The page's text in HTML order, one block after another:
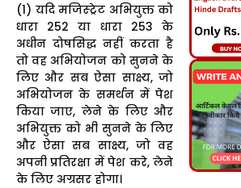
(1) यदि मजिस्ट्रेट अभियुक्त को
धारा 252 या धारा 253 के
अधीन दोषसिद्ध नहीं करता है
तो वह अभियोजन को सुनने के
लिए और सब ऐसा साक्ष्य, जो
अभियोजन के समर्थन में पेश
किया जाए, लेने के लिए और
अभियुक्त को भी सुनने के लिए
और ऐसा सब साक्ष्य, जो वह
अपनी प्रतिरक्षा में पेश करे, लेने
के लिए अग्रसर होगा।